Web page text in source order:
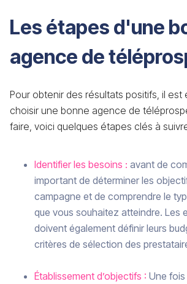
Les étapes d'une
agence de
Pour obtenir des résultats positifs, il est
choisir une bonne agence de
faire, voici quelques étapes clés à
Identifier les besoins : avant de
important de déterminer les
campagne et de comprendre le
que vous souhaitez atteindre. Les
doivent également définir leurs
critères de sélection des
Établissement d’objectifs : Une